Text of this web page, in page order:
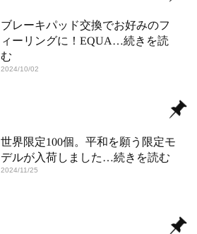
ブレーキパッド交換でお好みのフ
ィーリングに！EQUA …続きを読
む
2024/10/02
世界限定100個。平和を願う限定モ
デルが入荷しました …続きを読む
2024/11/25